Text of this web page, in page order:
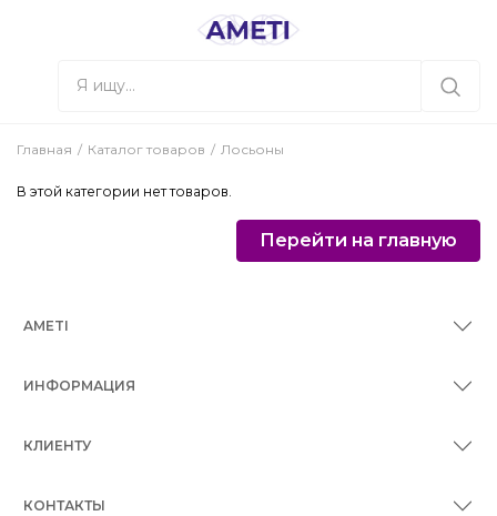
Главная Каталог товаров Лосьоны
В этой категории нет товаров.
Перейти на главную
AMETI
ИНФОРМАЦИЯ
КЛИЕНТУ
КОНТАКТЫ